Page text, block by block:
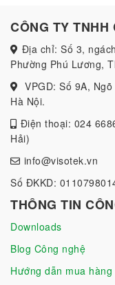
CÔNG TY TNHH
Địa chỉ: Số 3,
Phường Phú Lương,
VPGD: Số 9A,
Hà Nội.
Điện thoại: 024
Hải)
info@visotek.vn
Số ĐKKD:
THÔNG TIN
Downloads
Blog Công nghệ
Hướng dẫn mua hàng